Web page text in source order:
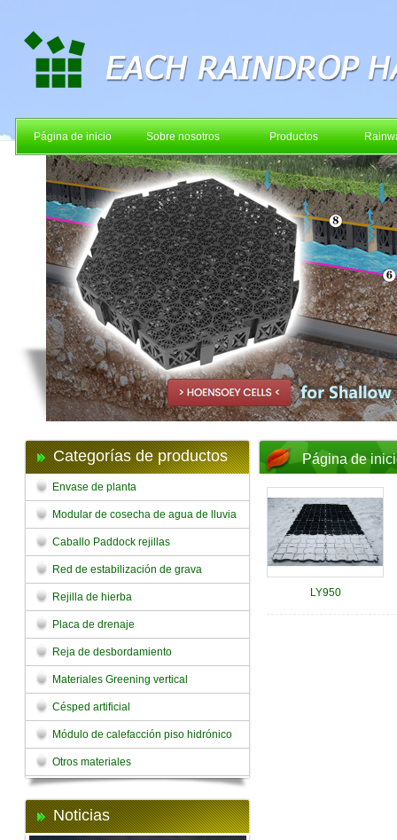
Página de inicio Sobre nosotros Productos
Categorías de productos
Envase de planta
Modular de cosecha de agua de lluvia
Caballo Paddock rejillas
Red de estabilización de grava
Rejilla de hierba
Placa de drenaje
Reja de desbordamiento
Materiales Greening vertical
Césped artificial
Módulo de calefacción piso hidrónico
Otros materiales
Noticias
Página de
LY950